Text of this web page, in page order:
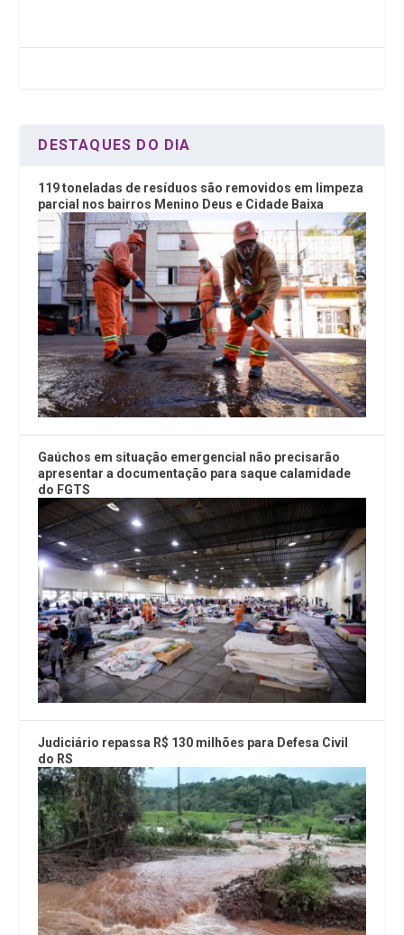
o
n
A
DESTAQUES DO DIA
119 toneladas de resíduos são removidos em limpeza
parcial nos bairros Menino Deus e Cidade Baixa
Gaúchos em situação emergencial não precisarão
apresentar a documentação para saque calamidade
do FGTS
Judiciário repassa R$ 130 milhões para Defesa Civil
do RS